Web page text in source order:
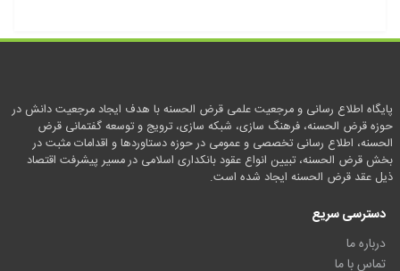
پایگاه اطلاع رسانی و مرجعیت علمی قرض الحسنه با هدف ایجاد مرجعیت دانش در
حوزه قرض الحسنه، فرهنگ سازی، شبکه سازی، ترویج و توسعه گفتمانی قرض
الحسنه، اطلاع رسانی تخصصی و عمومی در حوزه دستاوردها و اقدامات مثبت در
بخش قرض الحسنه، تبیین انواع عقود بانکداری اسلامی در مسیر پیشرفت اقتصاد
ذیل عقد قرض الحسنه ایجاد شده است.
دسترسی سریع
درباره ما
تماس با ما